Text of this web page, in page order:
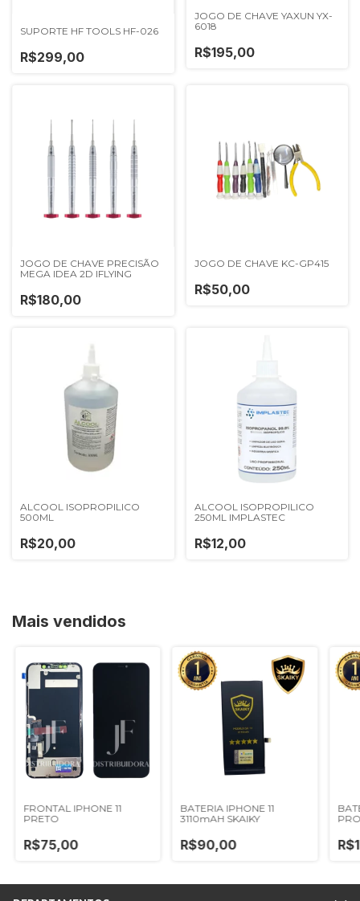
SUPORTE HF TOOLS HF-026
R$299,00
JOGO DE CHAVE YAXUN YX-
6018
R$195,00
JOGO DE CHAVE PRECISÃO
MEGA IDEA 2D IFLYING
R$180,00
JOGO DE CHAVE KC-GP415
R$50,00
ALCOOL ISOPROPILICO
500ML
R$20,00
ALCOOL ISOPROPILICO
250ML IMPLASTEC
R$12,00
Mais vendidos
FRONTAL IPHONE 11
PRETO
R$75,00
BATERIA IPHONE 11
3110mAH SKAIKY
R$90,00